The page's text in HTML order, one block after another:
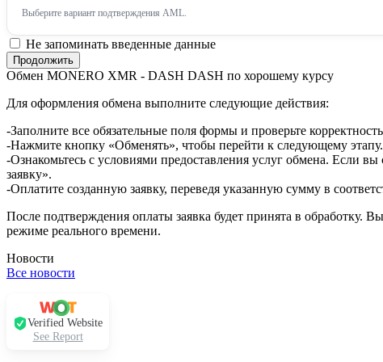
Выберите вариант подтверждения AML.
Не запоминать введенные данные
Обмен MONERO XMR - DASH DASH по хорошему курсу
Для оформления обмена выполните следующие действия:
-Заполните все обязательные поля формы и проверьте
-Нажмите кнопку «Обменять», чтобы перейти к следующему этапу.
-Ознакомьтесь с условиями предоставления услуг обмена. Если
заявку».
-Оплатите созданную заявку, переведя указанную сумму в
После подтверждения оплаты заявка будет принята в обработку.
режиме реального времени.
Новости
Все новости
Verified Website
See Report